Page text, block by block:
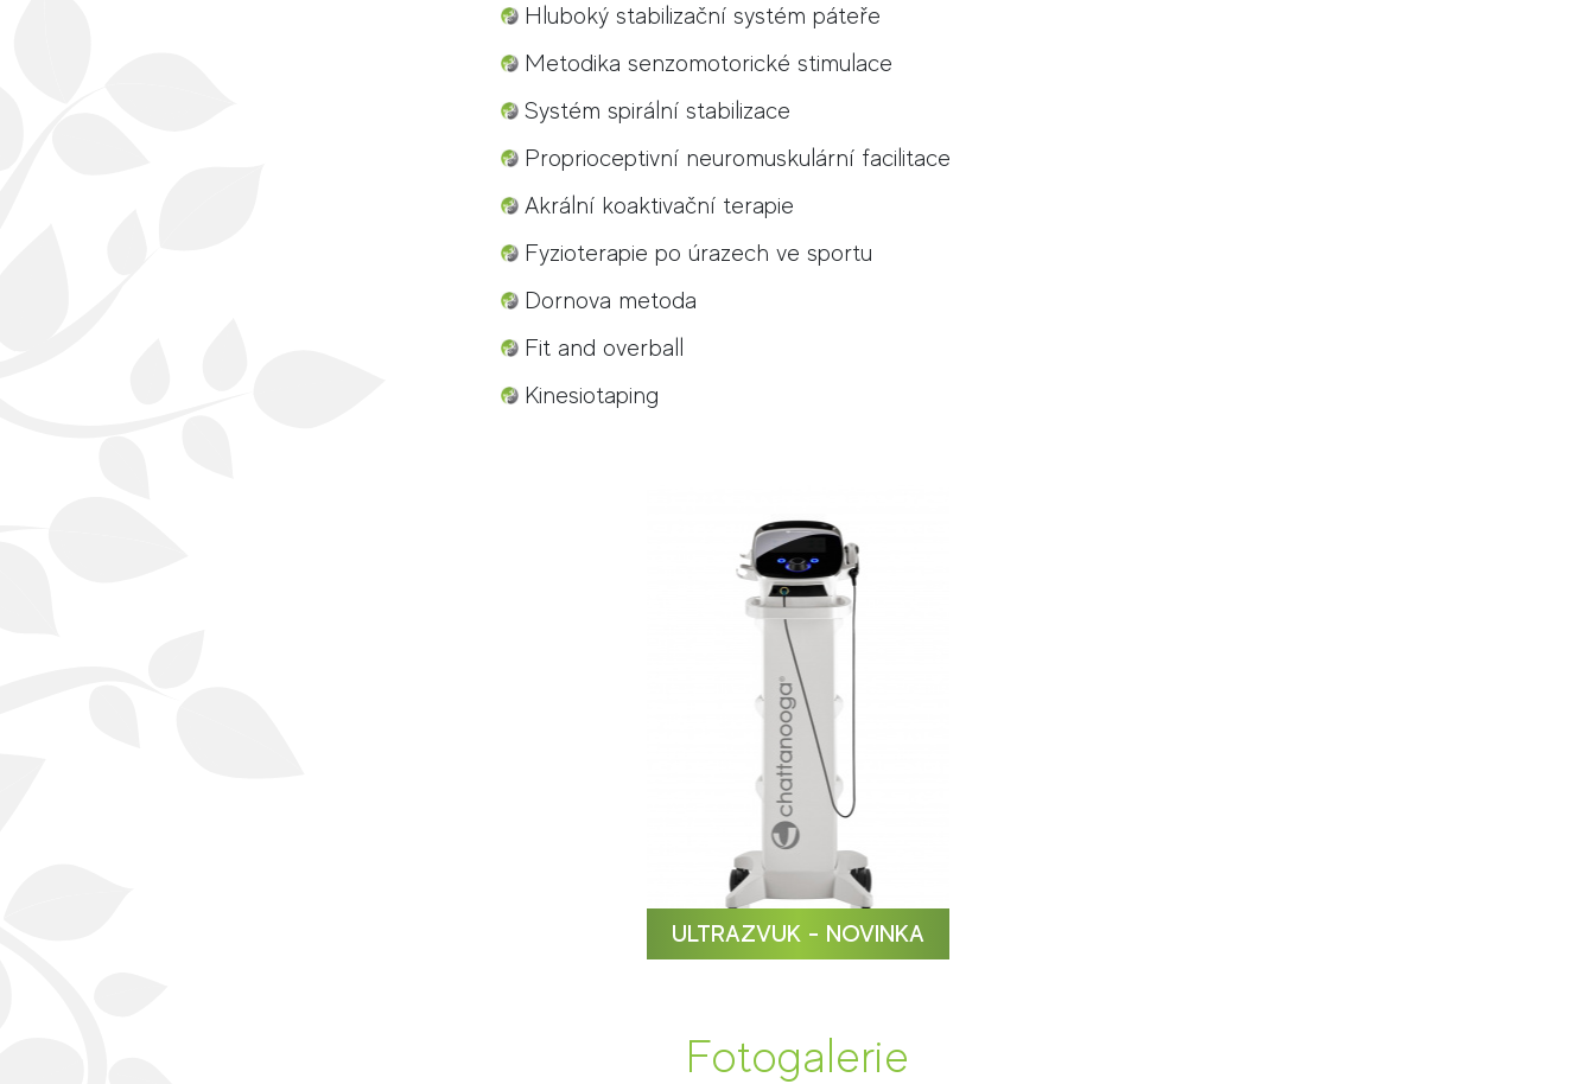
Hluboký stabilizační systém páteře
Metodika senzomotorické stimulace
Systém spirální stabilizace
Proprioceptivní neuromuskulární facilitace
Akrální koaktivační terapie
Fyzioterapie po úrazech ve sportu
Dornova metoda
Fit and overball
Kinesiotaping
ULTRAZVUK - NOVINKA
Fotogalerie